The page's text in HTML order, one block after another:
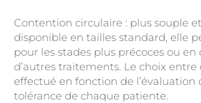
Contention circulaire : plus souple
disponible en tailles standard, elle
pour les stades plus précoces ou
d’autres traitements. Le choix entre
effectué en fonction de l’évaluation
tolérance de chaque patiente.